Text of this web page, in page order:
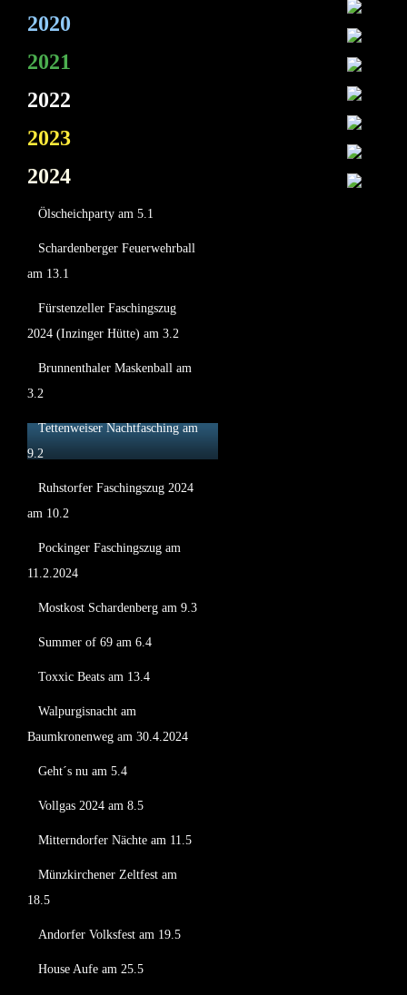
2020
2021
2022
2023
2024
Ölscheichparty am 5.1
Schardenberger Feuerwehrball
am 13.1
Fürstenzeller Faschingszug
2024 (Inzinger Hütte) am 3.2
Brunnenthaler Maskenball am
3.2
Tettenweiser Nachtfasching am
9.2
Ruhstorfer Faschingszug 2024
am 10.2
Pockinger Faschingszug am
11.2.2024
Mostkost Schardenberg am 9.3
Summer of 69 am 6.4
Toxxic Beats am 13.4
Walpurgisnacht am
Baumkronenweg am 30.4.2024
Geht´s nu am 5.4
Vollgas 2024 am 8.5
Mitterndorfer Nächte am 11.5
Münzkirchener Zeltfest am
18.5
Andorfer Volksfest am 19.5
House Aufe am 25.5